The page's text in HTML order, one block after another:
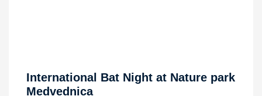
International Bat Night at Nature park
Medvednica